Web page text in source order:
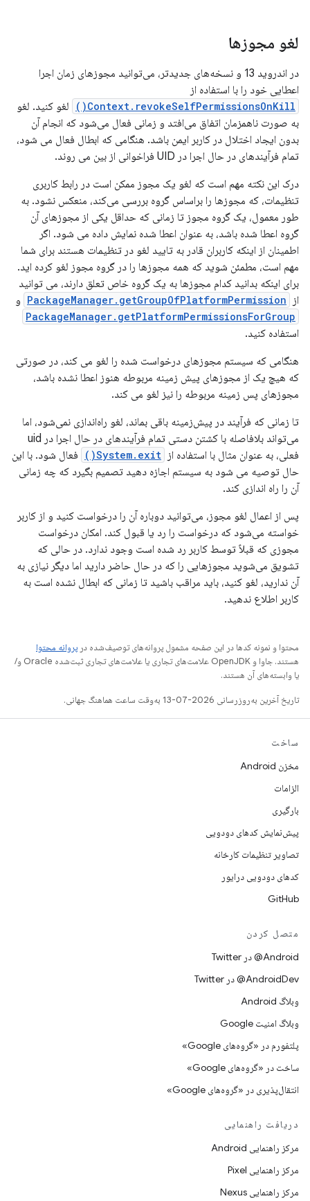
لغو مجوزها
در اندروید 13 و نسخه‌های جدیدتر، می‌توانید مجوزهای زمان اجرا
اعطایی خود را با استفاده از
Context.revokeSelfPermissionsOnKill()
لغو کنید. لغو
به صورت ناهمزمان اتفاق می‌افتد و زمانی فعال می‌شود که انجام آن
بدون ایجاد اختلال در کاربر ایمن باشد. هنگامی که ابطال فعال می شود،
تمام فرآیندهای در حال اجرا در UID فراخوانی از بین می روند.
درک این نکته مهم است که لغو یک مجوز ممکن است در رابط کاربری
تنظیمات، که مجوزها را براساس گروه بررسی می‌کند، منعکس نشود. به
طور معمول، یک گروه مجوز تا زمانی که حداقل یکی از مجوزهای آن
گروه اعطا شده باشد، به عنوان اعطا شده نمایش داده می شود. اگر
اطمینان از اینکه کاربران قادر به تایید لغو در تنظیمات هستند برای شما
مهم است، مطمئن شوید که همه مجوزها را در گروه مجوز لغو کرده اید.
برای اینکه بدانید کدام مجوزها به یک گروه خاص تعلق دارند، می توانید
از
PackageManager.getGroupOfPlatformPermission و
PackageManager.getPlatformPermissionsForGroup
استفاده کنید.
هنگامی که سیستم مجوزهای درخواست شده را لغو می کند، در صورتی
که هیچ یک از مجوزهای پیش زمینه مربوطه هنوز اعطا نشده باشد،
مجوزهای پس زمینه مربوطه را نیز لغو می کند.
تا زمانی که فرآیند در پیش‌زمینه باقی بماند، لغو راه‌اندازی نمی‌شود، اما
می‌تواند بلافاصله با کشتن دستی تمام فرآیندهای در حال اجرا در uid
فعلی، به عنوان مثال با استفاده از System.exit()
فعال شود. با این
حال توصیه می شود به سیستم اجازه دهید تصمیم بگیرد که چه زمانی
آن را راه اندازی کند.
پس از اعمال لغو مجوز، می‌توانید دوباره آن را درخواست کنید و از کاربر
خواسته می‌شود که درخواست را رد یا قبول کند. امکان درخواست
مجوزی که قبلاً توسط کاربر رد شده است وجود ندارد. در حالی که
تشویق می‌شوید مجوزهایی را که در حال حاضر دارید اما دیگر نیازی به
آن ندارید، لغو کنید، باید مراقب باشید تا زمانی که ابطال نشده است به
کاربر اطلاع ندهید.
محتوا و نمونه کدها در این صفحه مشمول پروانه‌های توصیف‌شده در پروانه محتوا
هستند. جاوا و OpenJDK علامت‌های تجاری یا علامت‌های تجاری ثبت‌شده Oracle و/
یا وابسته‌های آن هستند.
تاریخ آخرین به‌روزرسانی 2026-07-13 به‌وقت ساعت هماهنگ جهانی.
ساخت
مخزن Android
الزامات
بارگیری
پیش‌نمایش کدهای دودویی
تصاویر تنظیمات کارخانه
کدهای دودویی درایور
GitHub
متصل کردن
Android@ در Twitter
AndroidDev@ در Twitter
وبلاگ Android
وبلاگ امنیت Google
پلتفورم در «گروه‌های Google»
ساخت در «گروه‌های Google»
انتقال‌پذیری در «گروه‌های Google»
دریافت راهنمایی
مرکز راهنمایی Android
مرکز راهنمایی Pixel
مرکز راهنمایی Nexus